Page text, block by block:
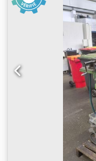
Chedpfeyycagjx
mm surface de
déplaçable Broche
continu via
Étau hydraulique
cône SK 40
de graissage
Éclairage machine
machine Manuel